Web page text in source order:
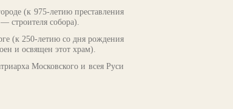
(к 975-летию преставления
строителя собора).
(к 250-летию со дня рождения
и освящен этот храм).
Московского и всея Руси